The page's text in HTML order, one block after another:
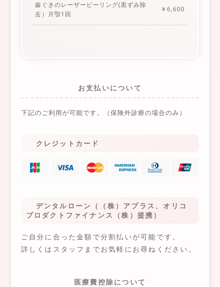
歯ぐきのレーザーピーリング(黒ずみ除
去）片顎1回
￥6,600
お支払いについて
下記のご利用が可能です。（保険外診療の場合のみ）
クレジットカード
デンタルローン（（株）アプラス、オリコ
プロダクトファイナンス（株）提携）
ご自分に合った金額で分割払いが可能です。
詳しくはスタッフまでお気軽にお尋ねください。
医療費控除について